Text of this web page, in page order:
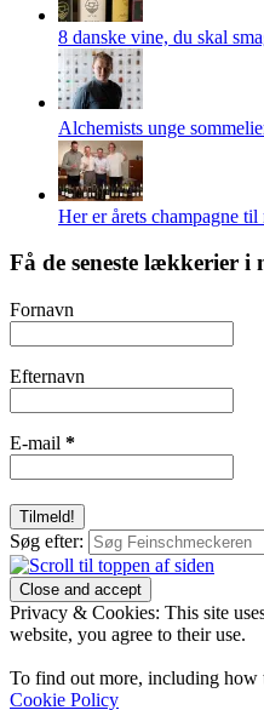
8 danske vine, du skal
Alchemists unge
Her er årets champagne
Få de seneste lækkerier i
Fornavn
Efternavn
E-mail *
Søg efter:
Privacy & Cookies: This site
website, you agree to their use.
To find out more, including how
Cookie Policy